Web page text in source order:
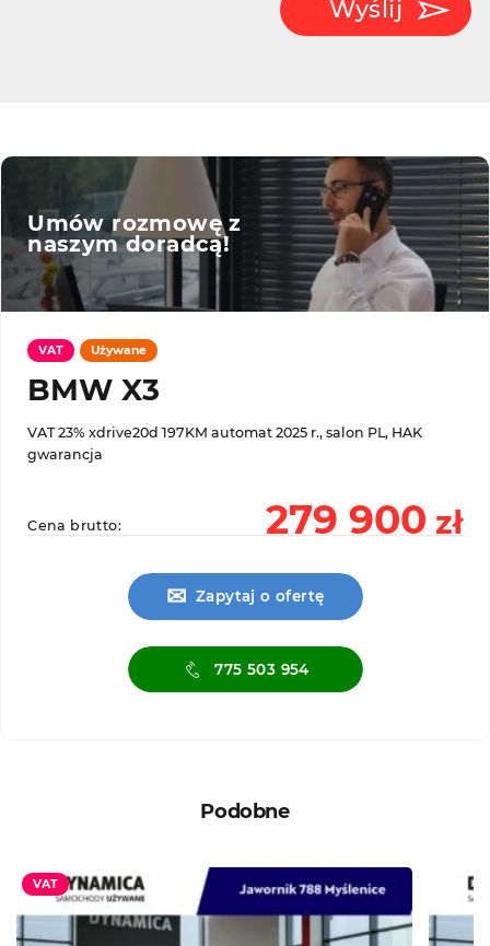
Wyślij
Umów rozmowę z
naszym doradcą!
VAT Używane
BMW X3
VAT 23% xdrive20d 197KM automat 2025 r., salon PL, HAK
gwarancja
Cena brutto: 279 900 zł
✉ Zapytaj o ofertę
775 503 954
Podobne
VAT